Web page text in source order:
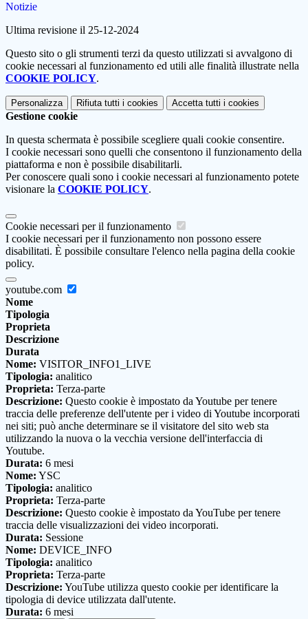
Notizie
Ultima revisione il 25-12-2024
Questo sito o gli strumenti terzi da questo utilizzati si avvalgono di
cookie necessari al funzionamento ed utili alle finalità illustrate nella
COOKIE POLICY.
Personalizza Rifiuta tutti i cookies Accetta tutti i cookies
Gestione cookie
In questa schermata è possibile scegliere quali cookie consentire.
I cookie necessari sono quelli che consentono il funzionamento della
piattaforma e non è possibile disabilitarli.
Per conoscere quali sono i cookie necessari al funzionamento potete
visionare la COOKIE POLICY.
Cookie necessari per il funzionamento
I cookie necessari per il funzionamento non possono essere
disabilitati. È possibile consultare l'elenco nella pagina della cookie
policy.
youtube.com
Nome
Tipologia
Proprieta
Descrizione
Durata
Nome: VISITOR_INFO1_LIVE
Tipologia: analitico
Proprieta: Terza-parte
Descrizione: Questo cookie è impostato da Youtube per tenere
traccia delle preferenze dell'utente per i video di Youtube incorporati
nei siti; può anche determinare se il visitatore del sito web sta
utilizzando la nuova o la vecchia versione dell'interfaccia di
Youtube.
Durata: 6 mesi
Nome: YSC
Tipologia: analitico
Proprieta: Terza-parte
Descrizione: Questo cookie è impostato da YouTube per tenere
traccia delle visualizzazioni dei video incorporati.
Durata: Sessione
Nome: DEVICE_INFO
Tipologia: analitico
Proprieta: Terza-parte
Descrizione: YouTube utilizza questo cookie per identificare la
tipologia di device utilizzata dall'utente.
Durata: 6 mesi